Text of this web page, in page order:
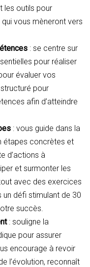
les outils pour
vous mèneront vers
: se centre sur
pour réaliser
évaluer vos
pour
afin d’atteindre
: vous guide dans la
étapes concrètes et
d’actions à
et surmonter les
avec des exercices
défi stimulant de 30
succès.
: souligne la
pour assurer
encourage à revoir
l’évolution, reconnaît